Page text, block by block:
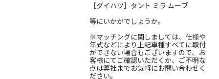
［ダイハツ］タント ミラ ムーブ
等にいかがでしょうか。
※マッチングに関しましては、仕様や
年式などにより上記車種すべてに取付
ができない場合もございますので、お
客様にてご確認いただくか、ご不明な
点は弊社までお気軽にお問い合わせく
ださい。